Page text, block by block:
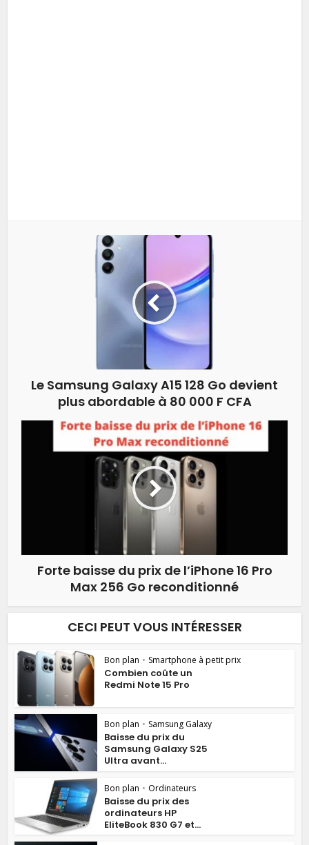
Le Samsung Galaxy A15 128 Go devient
plus abordable à 80 000 F CFA
Forte baisse du prix de l’iPhone 16 Pro
Max 256 Go reconditionné
CECI PEUT VOUS INTÉRESSER
Bon plan • Smartphone à petit prix
Combien coûte un
Redmi Note 15 Pro
Bon plan • Samsung Galaxy
Baisse du prix du
Samsung Galaxy S25
Ultra avant...
Bon plan • Ordinateurs
Baisse du prix des
ordinateurs HP
EliteBook 830 G7 et...